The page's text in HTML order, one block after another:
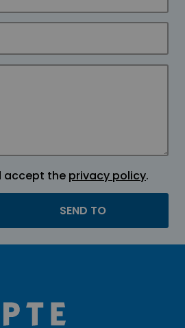
accept the privacy policy.